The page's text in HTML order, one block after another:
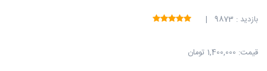
بازدید : 9873 |
قیمت: 1,400,000 تومان